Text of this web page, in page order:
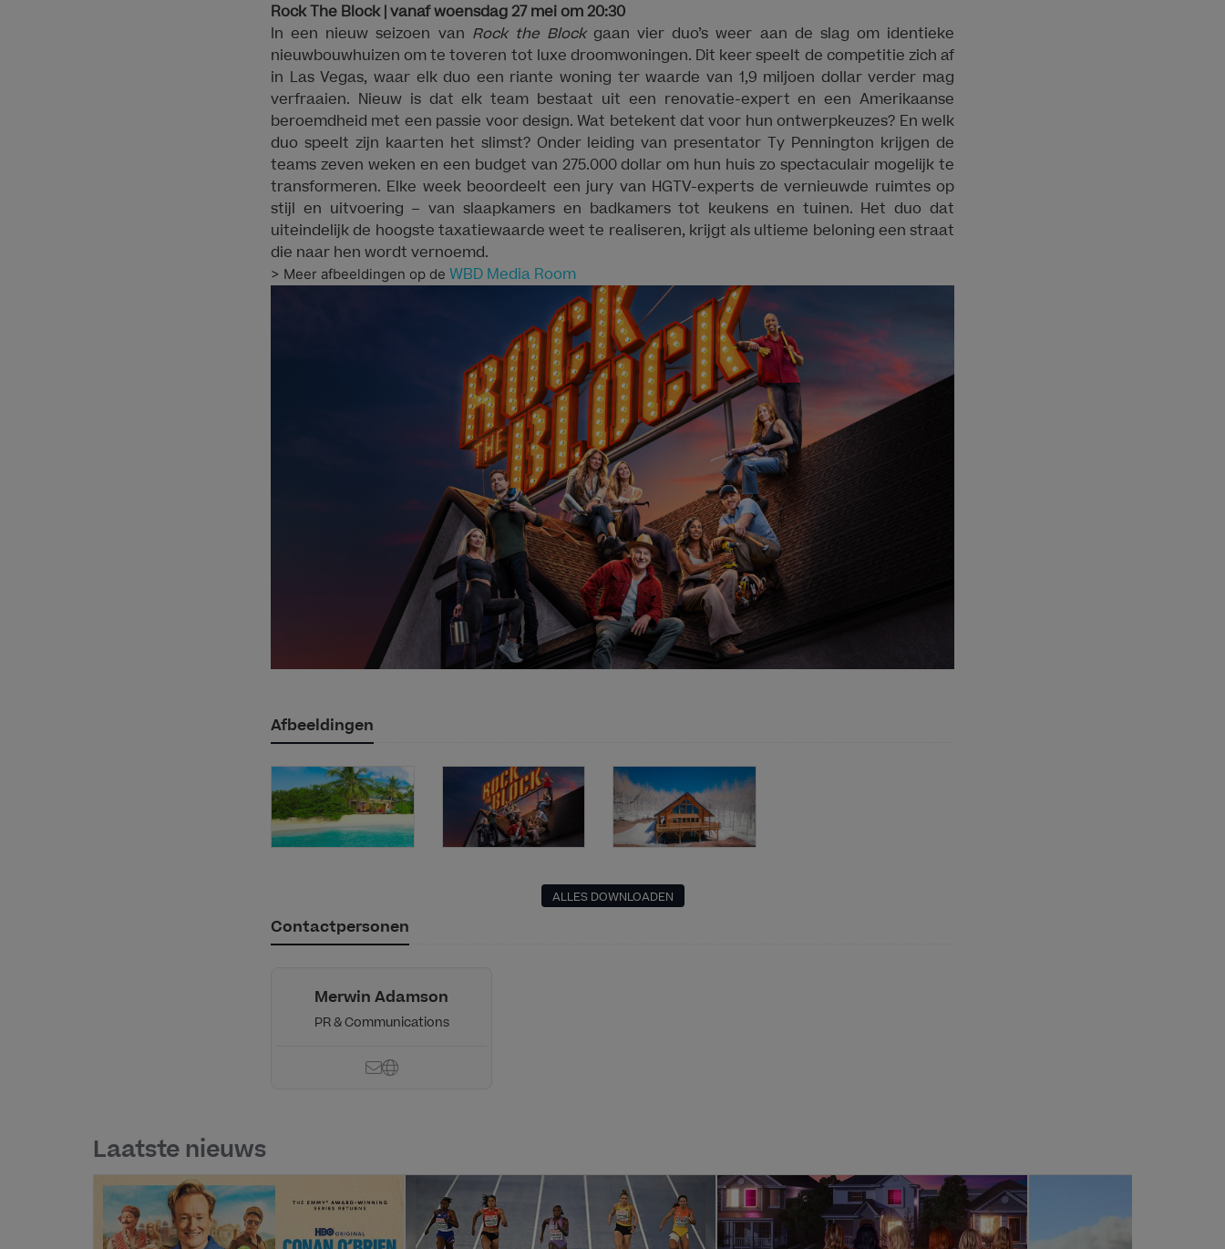
Rock The Block | vanaf woensdag 27 mei om 20:30
In een nieuw seizoen van Rock the Blockgaan vier duo’s weer aan de slag om identieke
nieuwbouwhuizen om te toveren tot luxe droomwoningen. Dit keer speelt de competitie zich af
in Las Vegas, waar elk duo een riante woning ter waarde van 1,9 miljoen dollar verder mag
verfraaien. Nieuw is dat elk team bestaat uit een renovatie-expert en een Amerikaanse
beroemdheid met een passie voor design. Wat betekent dat voor hun ontwerpkeuzes? En welk
duo speelt zijn kaarten het slimst? Onder leiding van presentator Ty Pennington krijgen de
teams zeven weken en een budget van 275.000 dollar om hun huis zo spectaculair mogelijk te
transformeren. Elke week beoordeelt een jury van HGTV-experts de vernieuwde ruimtes op
stijl en uitvoering – van slaapkamers en badkamers tot keukens en tuinen. Het duo dat
uiteindelijk de hoogste taxatiewaarde weet te realiseren, krijgt als ultieme beloning een straat
die naar hen wordt vernoemd.
> Meer afbeeldingen op de WBD Media Room
Afbeeldingen
ALLES DOWNLOADEN
Contactpersonen
Merwin Adamson
PR & Communications
Laatste nieuws